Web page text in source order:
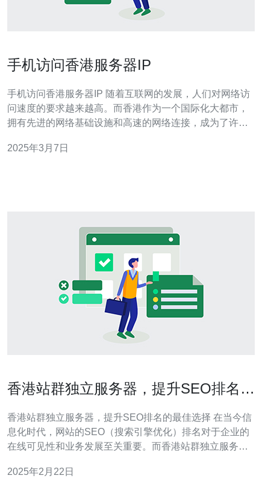
手机访问香港服务器IP
手机访问香港服务器IP 随着互联网的发展，人们对网络访
问速度的要求越来越高。而香港作为一个国际化大都市，
拥有先进的网络基础设施和高速的网络连接，成为了许多
因此，使用香港服务器IP可以提供更快速、稳定的网络访
2025年3月7日
香港站群独立服务器，提升SEO排名的
香港站群独立服务器，提升SEO排名的最佳选择 在当今信
息化时代，网站的SEO（搜索引擎优化）排名对于企业的
在线可见性和业务发展至关重要。而香港站群独立服务器
群独立服务器的优势以及如何利用它们来提升网站的SEO
2025年2月22日